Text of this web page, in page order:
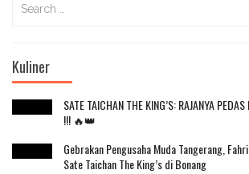
for:
Kuliner
SATE TAICHAN THE KING’S: RAJANYA
!!! 🔥👑
Gebrakan Pengusaha Muda Tangerang,
Sate Taichan The King’s di Bonang